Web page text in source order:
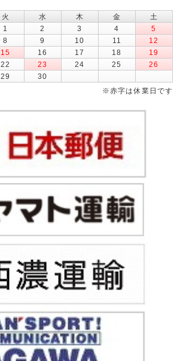
火 水 木 金
土
1
2 3 4
5
8 9 10 11
12
15 16 17 18
19
22 23 24 25
26
29
30
※赤字は休業日です